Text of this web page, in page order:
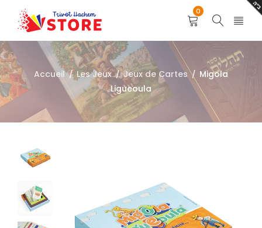
0
Accueil / Les Jeux / Jeux de Cartes / Migola
Ligueoula